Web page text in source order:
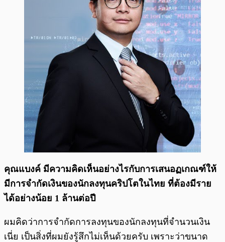
คุณแบงค์ มีความคิดเห็นอย่างไรกับการเสนอฏเกณฑ์ให้
มีการจำกัดเงินของนักลงทุนคริปโตในไทย ที่ต้องมีราย
ได้อย่างน้อย 1 ล้านต่อปี
ผมคิดว่าการจำกัดการลงทุนของนักลงทุนที่จำนวนเงิน
เนี่ย เป็นสิ่งที่ผมยังรู้สึกไม่เห็นด้วยครับ เพราะว่าขนาด